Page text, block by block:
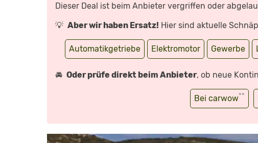
Dieser Deal ist beim Anbieter vergriffen oder
💡 Aber wir haben Ersatz! Hier sind aktuelle
Automatikgetriebe Elektromotor Gewerbe
🚘 Oder prüfe direkt beim Anbieter, ob neue
Bei carwow**
ERSTE
DENNIS
PETERMANN“
YOUTUBE
ANZEIGEN